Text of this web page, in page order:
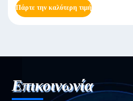
Πάρτε την καλύτερη τιμή
Επικοινωνία